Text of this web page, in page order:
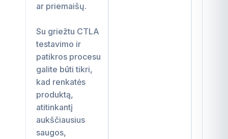
ar priemaišų.
Su griežtu CTLA
testavimo ir
patikros procesu
galite būti tikri,
kad renkatės
produktą,
atitinkantį
aukščiausius
saugos,